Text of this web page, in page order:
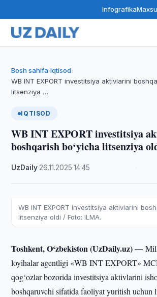
Infografika
Bosh sahifa›Iqtisod›
WB INT EXPORT investitsiya aktivlarini
litsenziya …
IQTISOD
WB INT EXPORT investitsiya
boshqarish bo‘yicha litsenziya
UzDaily 26.11.2025 ·14:45
WB INT EXPORT investitsiya aktivlarini
litsenziya oldi / Foto: ILMA.
Toshkent, O‘zbekiston (UzDaily.uz) —
loyihalar agentligi «WB INT EXPORT»
qog‘ozlar bozorida investitsiya aktivlarini
boshqaruvchi sifatida faoliyat yuritish uchun